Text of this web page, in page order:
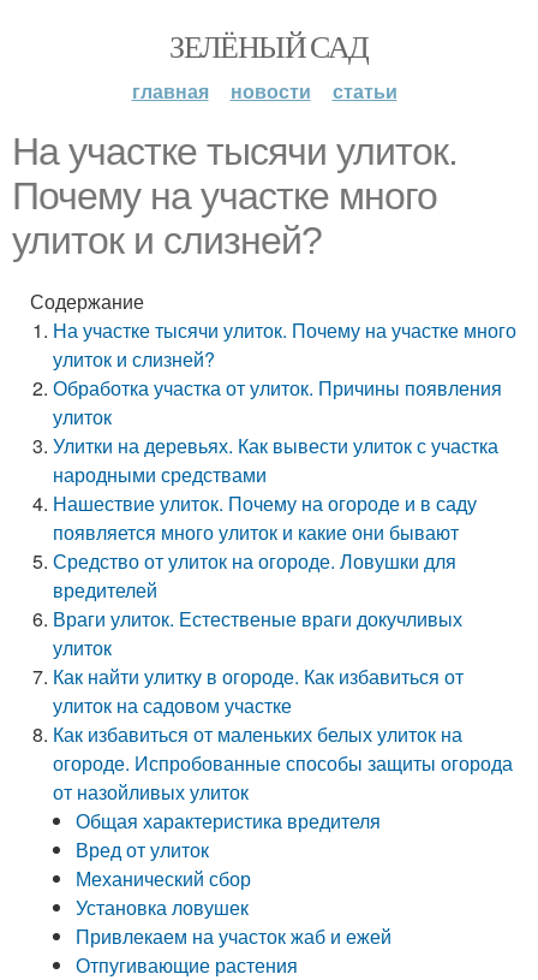
ЗЕЛЁНЫЙ САД
главная новости статьи
На участке тысячи улиток.
Почему на участке много
улиток и слизней?
Содержание
На участке тысячи улиток. Почему на участке много
улиток и слизней?
Обработка участка от улиток. Причины появления
улиток
Улитки на деревьях. Как вывести улиток с участка
народными средствами
Нашествие улиток. Почему на огороде и в саду
появляется много улиток и какие они бывают
Средство от улиток на огороде. Ловушки для
вредителей
Враги улиток. Естественые враги докучливых
улиток
Как найти улитку в огороде. Как избавиться от
улиток на садовом участке
Как избавиться от маленьких белых улиток на
огороде. Испробованные способы защиты огорода
от назойливых улиток
Общая характеристика вредителя
Вред от улиток
Механический сбор
Установка ловушек
Привлекаем на участок жаб и ежей
Отпугивающие растения